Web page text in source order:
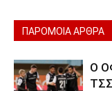
ΠΑΡΟΜΟΙΑ ΑΡΘΡΑ
Ο